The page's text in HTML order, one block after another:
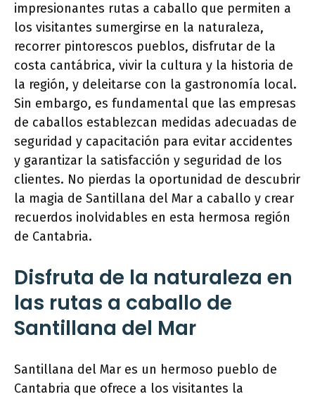
impresionantes rutas a caballo que permiten a
los visitantes sumergirse en la naturaleza,
recorrer pintorescos pueblos, disfrutar de la
costa cantábrica, vivir la cultura y la historia de
la región, y deleitarse con la gastronomía local.
Sin embargo, es fundamental que las empresas
de caballos establezcan medidas adecuadas de
seguridad y capacitación para evitar accidentes
y garantizar la satisfacción y seguridad de los
clientes. No pierdas la oportunidad de descubrir
la magia de Santillana del Mar a caballo y crear
recuerdos inolvidables en esta hermosa región
de Cantabria.
Disfruta de la naturaleza en
las rutas a caballo de
Santillana del Mar
Santillana del Mar es un hermoso pueblo de
Cantabria que ofrece a los visitantes la